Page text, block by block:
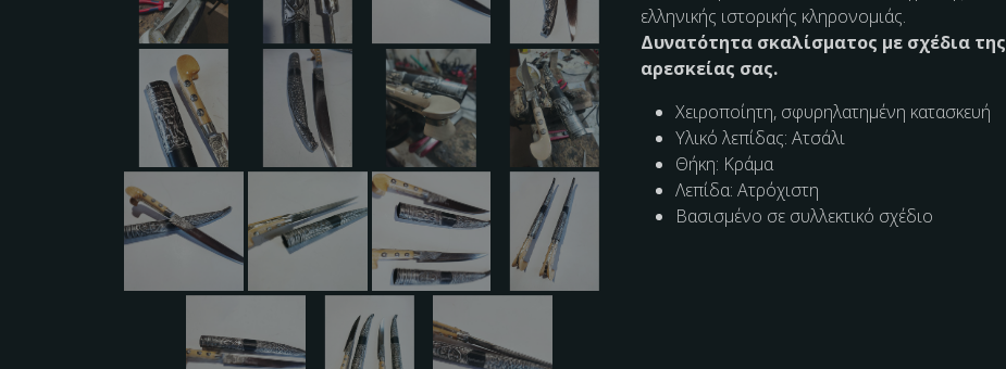
ελληνικής ιστορικής κληρονομιάς.
Δυνατότητα σκαλίσματος με σχέδια της
αρεσκείας σας.
Χειροποίητη, σφυρηλατημένη κατασκευή
Υλικό λεπίδας: Ατσάλι
Θήκη: Κράμα
Λεπίδα: Ατρόχιστη
Βασισμένο σε συλλεκτικό σχέδιο